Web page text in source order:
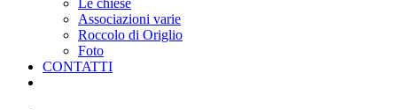
Le chiese
Associazioni varie
Roccolo di Origlio
Foto
CONTATTI